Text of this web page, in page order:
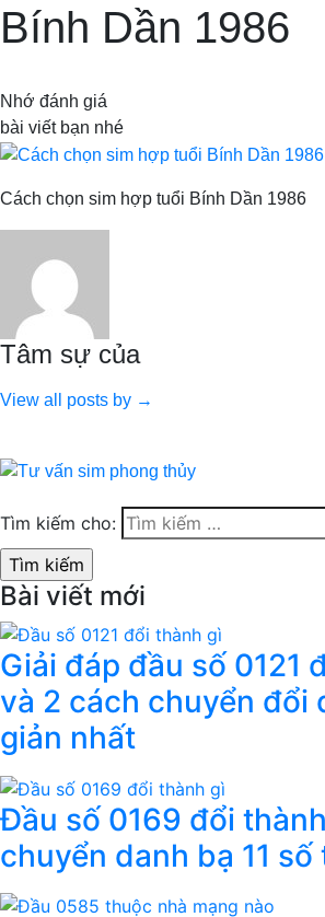
Bính Dần 1986
Nhớ đánh giá
bài viết bạn nhé
Cách chọn sim hợp tuổi Bính Dần 1986
Tâm sự của
View all posts by →
Tìm kiếm cho:
Bài viết mới
Giải đáp đầu số 0121
và 2 cách chuyển đổi
giản nhất
Đầu số 0169 đổi
chuyển danh bạ 11 số